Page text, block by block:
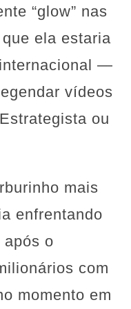
“glow” nas
ela estaria
—
vídeos
ou
mais
enfrentando
o
com
momento em